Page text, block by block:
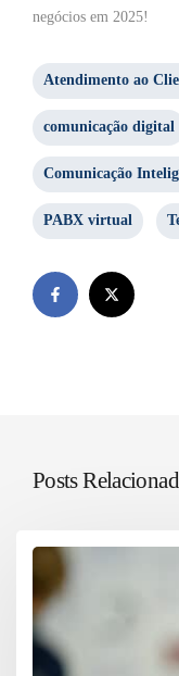
negócios em 2025!
Atendimento ao
comunicação digital
Comunicação
PABX virtual
Posts